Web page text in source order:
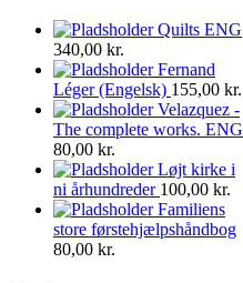
Quilts ENG
340,00 kr.
Fernand
Léger (Engelsk) 155,00 kr.
Velazquez -
The complete works. ENG
80,00 kr.
Løjt kirke i
ni århundreder 100,00 kr.
Familiens
store førstehjælpshåndbog
80,00 kr.